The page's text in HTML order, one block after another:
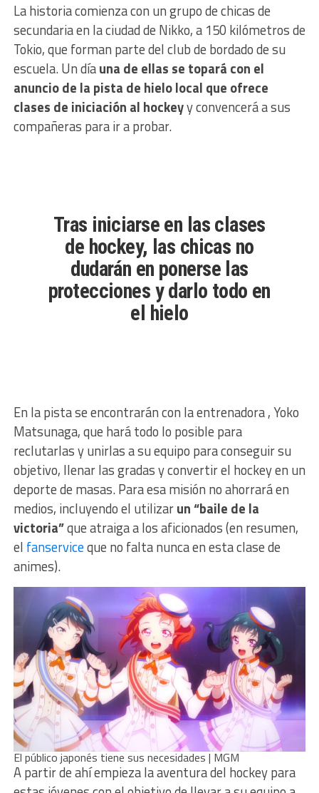
La historia comienza con un grupo de chicas de
secundaria en la ciudad de Nikko, a 150 kilómetros de
Tokio, que forman parte del club de bordado de su
escuela. Un díauna de ellas se topará con el
anuncio de la pista de hielo local que ofrece
clases de iniciación al hockeyy convencerá a sus
compañeras para ir a probar.
Tras iniciarse en las clases
de hockey, las chicas no
dudarán en ponerse las
protecciones y darlo todo en
el hielo
En la pista se encontrarán con la entrenadora , Yoko
Matsunaga, que hará todo lo posible para
reclutarlas y unirlas a su equipo para conseguir su
objetivo, llenar las gradas y convertir el hockey en un
deporte de masas. Para esa misión no ahorrará en
medios, incluyendo el utilizarun “baile de la
victoria”que atraiga a los aficionados (en resumen,
el fanserviceque no falta nunca en esta clase de
animes).
El público japonés tiene sus necesidades | MGM
A partir de ahí empieza la aventura del hockey para